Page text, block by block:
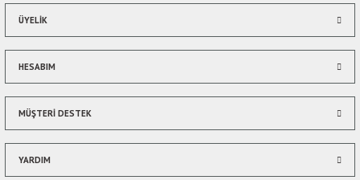
ÜYELİK
HESABIM
MÜŞTERİ DESTEK
YARDIM